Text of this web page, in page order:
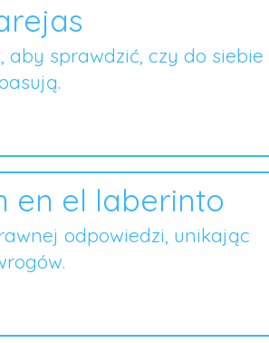
sprawdzić, czy do siebie
en el laberinto
odpowiedzi, unikając